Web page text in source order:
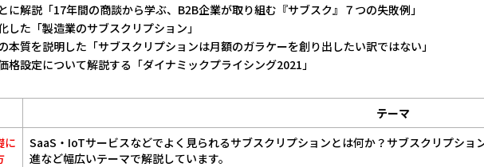
解説「17年間の商談から学ぶ、B2B企業が取り組む『サブスク』７つの失敗例」
た「製造業のサブスクリプション」
質を説明した「サブスクリプションは月額のガラケーを創り出したい訳ではない」
設定について解説する「ダイナミックプライシング2021」
テーマ
に
SaaS・IoTサービスなどでよく見られるサブスクリプションとは何か？サブスクリプショ
進など幅広いテーマで解説しています。